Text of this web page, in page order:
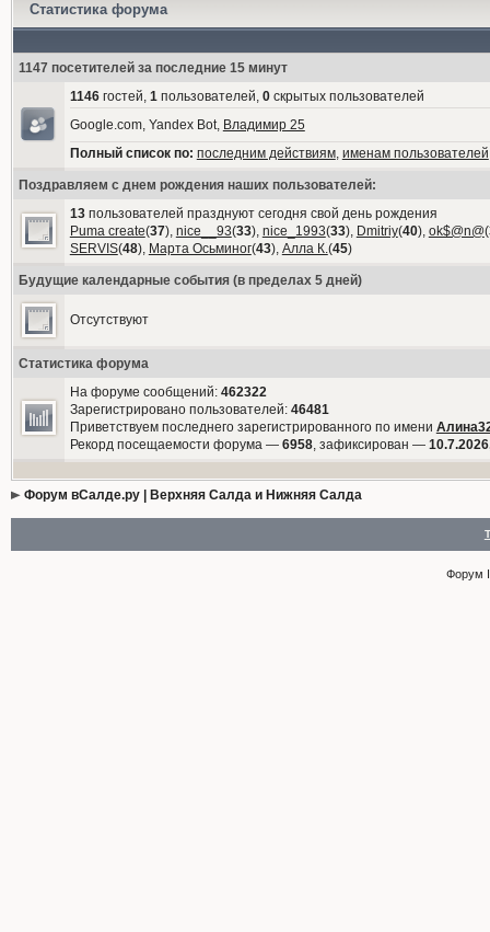
Статистика форума
1147 посетителей за последние 15 минут
1146гостей, 1пользователей, 0скрытых пользователей
Google.com, Yandex Bot, Владимир 25
Полный список по: последним действиям, именам пользователей
Поздравляем с днем рождения наших пользователей:
13пользователей празднуют сегодня свой день рождения
Puma create(37), nice__93(33), nice_1993(33), Dmitriy(40), ok$@n@(
SERVIS(48), Марта Осьминог(43), Алла К.(45)
Будущие календарные события (в пределах 5 дней)
Отсутствуют
Статистика форума
На форуме сообщений: 462322
Зарегистрировано пользователей: 46481
Приветствуем последнего зарегистрированного по имени
Рекорд посещаемости форума — 6958, зафиксирован —
Форум вСалде.ру | Верхняя Салда и Нижняя Салда
Форум